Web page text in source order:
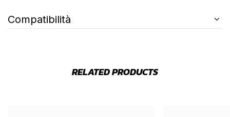
Compatibilità
RELATED PRODUCTS